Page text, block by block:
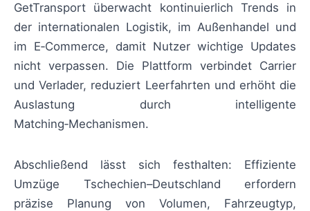
GetTransport überwacht kontinuierlich Trends in
der internationalen Logistik, im Außenhandel und
im E‑Commerce, damit Nutzer wichtige Updates
nicht verpassen. Die Plattform verbindet Carrier
und Verlader, reduziert Leerfahrten und erhöht die
Auslastung durch intelligente
Matching‑Mechanismen.
Abschließend lässt sich festhalten: Effiziente
Umzüge Tschechien–Deutschland erfordern
präzise Planung von Volumen, Fahrzeugtyp,